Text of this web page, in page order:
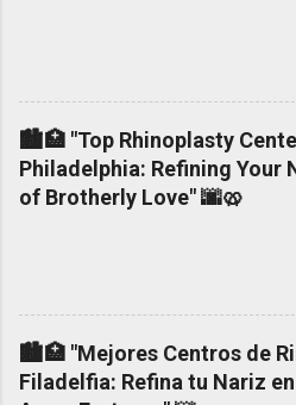
🏙️🏥 "Top Rhinoplasty
Philadelphia: Refining Your
of Brotherly Love" 🌆🥨
🏙️🏥 "Mejores Centros de
Filadelfia: Refina tu Nariz